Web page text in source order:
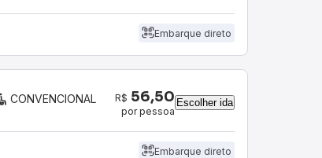
Embarque direto
CONVENCIONAL R$ 56,50
por pessoa
Escolher ida
Embarque direto